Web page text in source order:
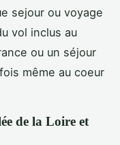
sejour ou voyage
vol inclus au
ou un séjour
même au coeur
de la Loire et